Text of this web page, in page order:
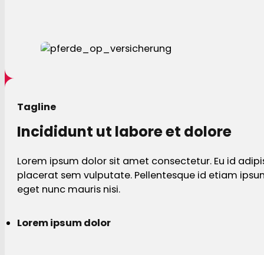
Tagline
Incididunt ut labore et dolore
Lorem ipsum dolor sit amet consectetur. Eu id
placerat sem vulputate. Pellentesque id etiam
eget nunc mauris nisi.
Lorem ipsum dolor